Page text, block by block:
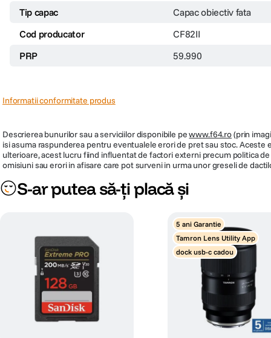
Tip capac
Capac obiectiv fata
Cod producator
CF82II
PRP
59.990
Informatii conformitate produs
Descrierea bunurilor sau a serviciilor disponibile pewww.f64.ro(prin
isi asuma raspunderea pentru eventualele erori de pret sau stoc.
ulterioare, acest lucru fiind influentat de factori externi precum politica
omisiuni sau erori in afisare care pot surveni in urma unor greseli de
S-ar putea să-ți placă și
5 ani Garantie
Tamron Lens Utility App
dock usb-c cadou